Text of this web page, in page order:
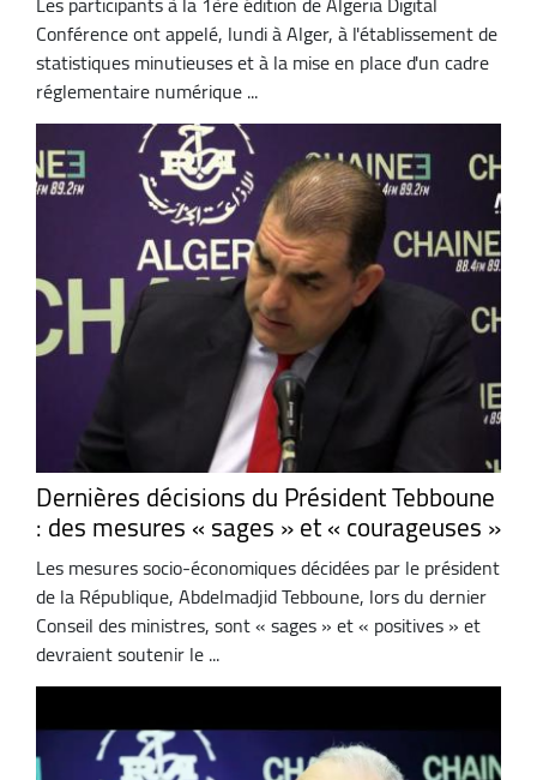
Conférence ont appelé, lundi à Alger, à l'établissement de
statistiques minutieuses et à la mise en place d'un cadre
réglementaire numérique ...
Dernières décisions du Président Tebboune
: des mesures « sages » et « courageuses »
Les mesures socio-économiques décidées par le président
de la République, Abdelmadjid Tebboune, lors du dernier
Conseil des ministres, sont « sages » et « positives » et
devraient soutenir le ...